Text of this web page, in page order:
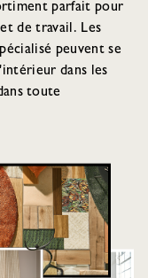
parfait pour
de travail. Les
peuvent se
dans les
toute